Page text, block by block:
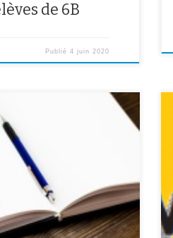
de 6B
Publié4 juin 2020
aux élèves. Il s’agissait
de bord. Le thème les